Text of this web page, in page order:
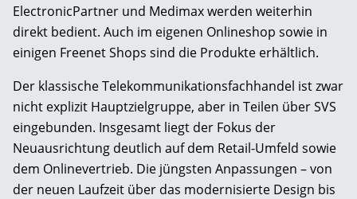
ElectronicPartner und Medimax werden weiterhin
direkt bedient. Auch im eigenen Onlineshop sowie in
einigen Freenet Shops sind die Produkte erhältlich.
Der klassische Telekommunikationsfachhandel ist zwar
nicht explizit Hauptzielgruppe, aber in Teilen über SVS
eingebunden. Insgesamt liegt der Fokus der
Neuausrichtung deutlich auf dem Retail-Umfeld sowie
dem Onlinevertrieb. Die jüngsten Anpassungen – von
der neuen Laufzeit über das modernisierte Design bis